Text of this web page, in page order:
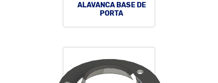
ALAVANCA BASE DE
PORTA